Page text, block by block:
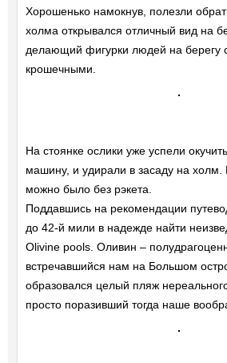
Хорошенько намокнув, полезли
холма открывался отличный вид на
делающий фигурки людей на берегу
крошечными.
На стоянке ослики уже успели
машину, и удирали в засаду на холм.
можно было без рэкета.
Поддавшись на рекомендации
до 42-й мили в надежде найти
Olivine pools. Оливин –
встречавшийся нам на Большом
образовался целый пляж
просто поразивший тогда наше